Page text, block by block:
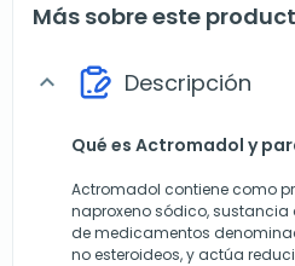
Más sobre este
expand_more Descripción
Qué es Actromadol y
Actromadol contiene como
naproxeno sódico, sustancia
de medicamentos
no esteroideos, y actúa